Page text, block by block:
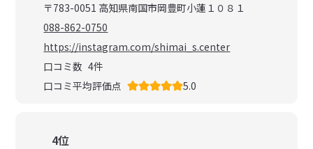
〒783-0051 高知県南国市岡豊町小蓮１０８１
088-862-0750
https://instagram.com/shimai_s.center
口コミ数 4件
口コミ平均評価点
5.0
4位